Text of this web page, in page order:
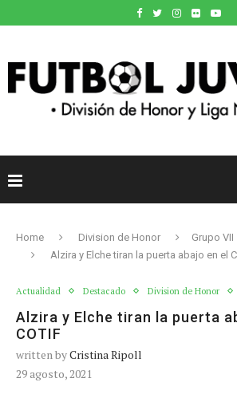
Home Division de Honor Grupo VII
Alzira y Elche tiran la puerta abajo en el
Actualidad Destacado Division de Honor
Alzira y Elche tiran la puerta
COTIF
written byCristina Ripoll
29 agosto, 2021